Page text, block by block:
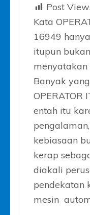
Post
Kata
16949
itupun
Banyak
OPERATOR
entah itu
kebiasaan
kerap
diakali
pendekatan
mesin